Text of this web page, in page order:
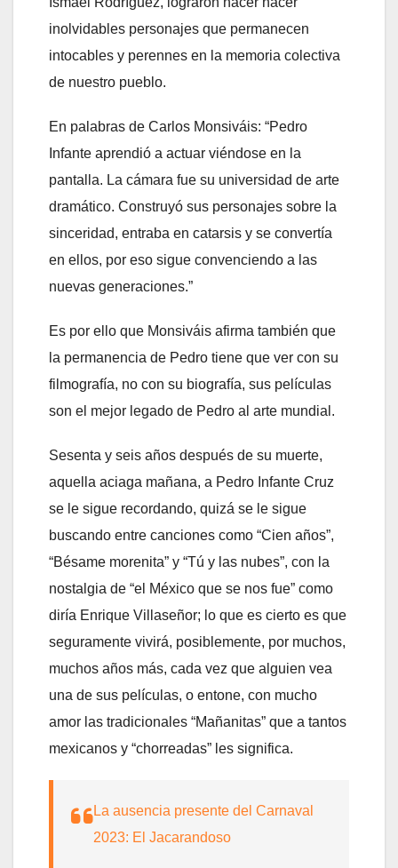
inolvidables personajes que permanecen
intocables y perennes en la memoria colectiva
de nuestro pueblo.
En palabras de Carlos Monsiváis: “Pedro
Infante aprendió a actuar viéndose en la
pantalla. La cámara fue su universidad de arte
dramático. Construyó sus personajes sobre la
sinceridad, entraba en catarsis y se convertía
en ellos, por eso sigue convenciendo a las
nuevas generaciones.”
Es por ello que Monsiváis afirma también que
la permanencia de Pedro tiene que ver con su
filmografía, no con su biografía, sus películas
son el mejor legado de Pedro al arte mundial.
Sesenta y seis años después de su muerte,
aquella aciaga mañana, a Pedro Infante Cruz
se le sigue recordando, quizá se le sigue
buscando entre canciones como “Cien años”,
“Bésame morenita” y “Tú y las nubes”, con la
nostalgia de “el México que se nos fue” como
diría Enrique Villaseñor; lo que es cierto es que
seguramente vivirá, posiblemente, por muchos,
muchos años más, cada vez que alguien vea
una de sus películas, o entone, con mucho
amor las tradicionales “Mañanitas” que a tantos
mexicanos y “chorreadas” les significa.
La ausencia presente del Carnaval
2023: El Jacarandoso